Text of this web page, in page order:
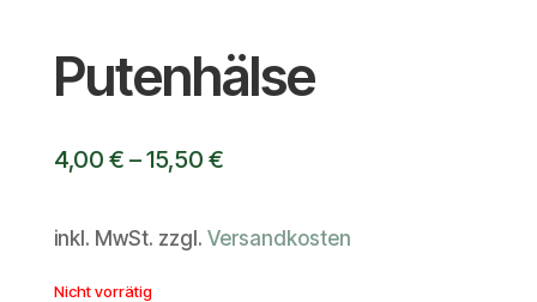
Putenhälse
4,00 € –15,50 €
inkl. MwSt. zzgl. Versandkosten
Nicht vorrätig